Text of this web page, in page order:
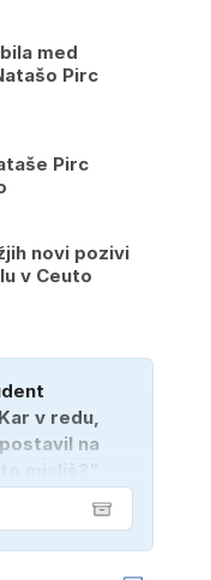
med
Pirc
Pirc
novi pozivi
v Ceuto
v redu,
na
misliš?"